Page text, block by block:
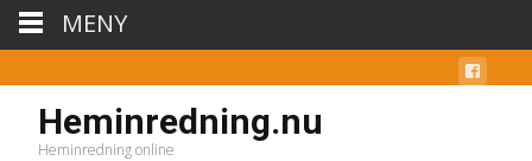
Heminredning.nu
Heminredning online
MENY